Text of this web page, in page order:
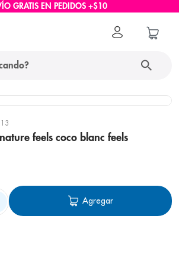
GRATIS EN PEDIDOS +$10
feels coco blanc feels
Agregar